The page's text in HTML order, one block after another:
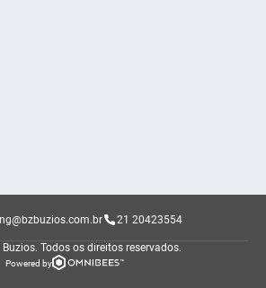
21 20423554
Todos os direitos reservados.
Powered by